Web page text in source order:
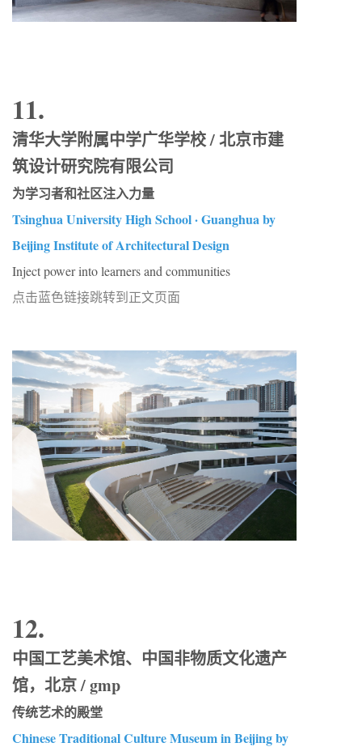
11.
清华大学附属中学广华学校 / 北京市建
筑设计研究院有限公司
为学习者和社区注入力量
Tsinghua University High School · Guanghua by
Beijing Institute of Architectural Design
Inject power into learners and communities
点击蓝色链接跳转到正文页面
12.
中国工艺美术馆、中国非物质文化遗产
馆，北京 / gmp
传统艺术的殿堂
Chinese Traditional Culture Museum in Beijing by